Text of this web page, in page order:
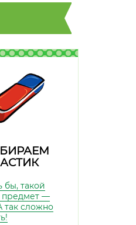
бы, такой
предмет —
так сложно